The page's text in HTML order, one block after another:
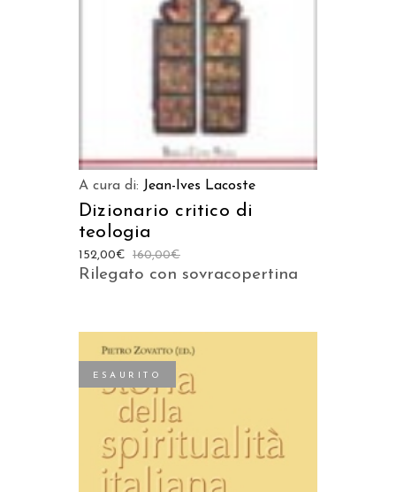
AGGIUNGI AL CARRELLO
A cura di: Jean-Ives Lacoste
Dizionario critico di
teologia
160,00€
152,00€
Rilegato con sovracopertina
ESAURITO